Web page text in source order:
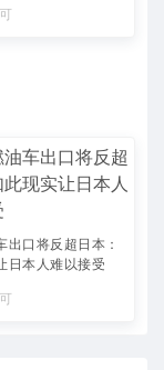
出口将反超日本：
日本人难以接受